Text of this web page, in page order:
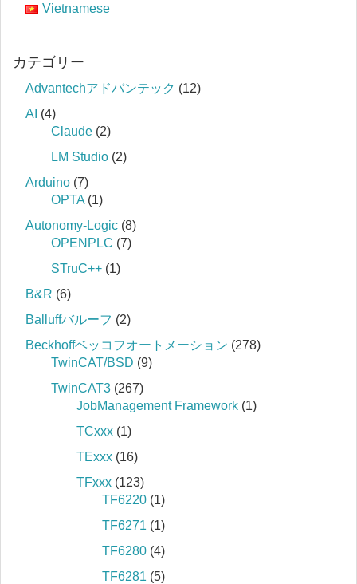
Vietnamese
カテゴリー
Advantechアドバンテック (12)
AI (4)
Claude (2)
LM Studio (2)
Arduino (7)
OPTA (1)
Autonomy-Logic (8)
OPENPLC (7)
STruC++ (1)
B&R (6)
Balluffバルーフ (2)
Beckhoffベッコフオートメーション (278)
TwinCAT/BSD (9)
TwinCAT3 (267)
JobManagement Framework (1)
TCxxx (1)
TExxx (16)
TFxxx (123)
TF6220 (1)
TF6271 (1)
TF6280 (4)
TF6281 (5)